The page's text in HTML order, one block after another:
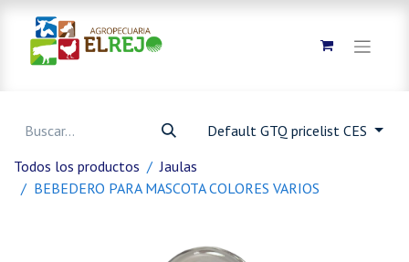
Default GTQ pricelist CES
Todos los productos
Jaulas
BEBEDERO PARA MASCOTA COLORES VARIOS